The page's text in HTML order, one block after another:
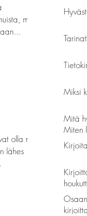
mitä
olla niin
lähes
Miksi
Mitä
Miten
hyvän?